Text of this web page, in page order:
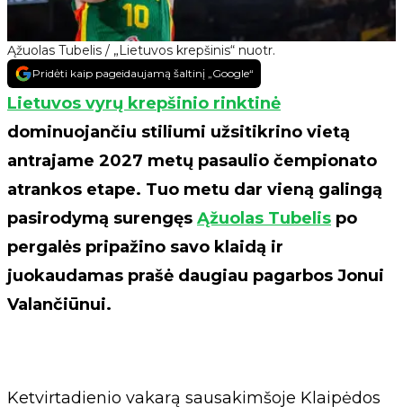
Ąžuolas Tubelis / „Lietuvos krepšinis“ nuotr.
Pridėti kaip pageidaujamą šaltinį „Google“
Lietuvos vyrų krepšinio rinktinė
dominuojančiu stiliumi užsitikrino vietą
antrajame 2027 metų pasaulio čempionato
atrankos etape. Tuo metu dar vieną galingą
pasirodymą surengęs Ąžuolas Tubelis po
pergalės pripažino savo klaidą ir
juokaudamas prašė daugiau pagarbos Jonui
Valančiūnui.
Ketvirtadienio vakarą sausakimšoje Klaipėdos